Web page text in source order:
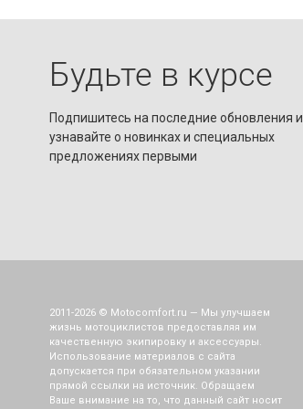
Будьте в курсе
Подпишитесь на последние обновления и
узнавайте о новинках и специальных
предложениях первыми
2011-2026 © Motocomfort.ru — Мы улучшаем
жизнь мотоциклистов предоставляя им
качественную экипировку и аксессуары.
Использование материалов с сайта
допускается при обязательном указании
прямой ссылки на источник. Обращаем
Ваше внимание на то, что данный сайт носит